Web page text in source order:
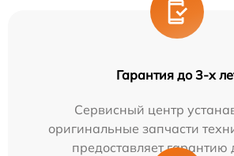
Гарантия до 3-х
Сервисный центр
оригинальные запчасти
предоставляет гарантию